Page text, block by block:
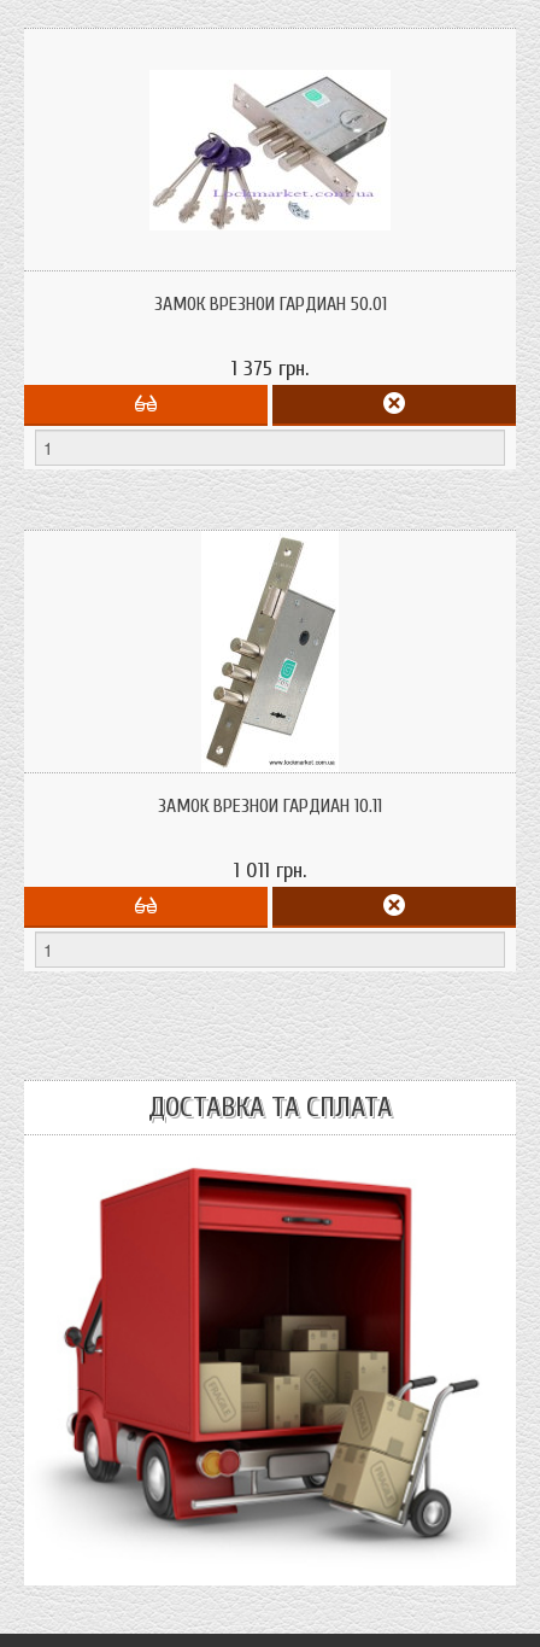
для металлических дверей толщиной от 40 до 75 мм. На левые и правые
двери как внутренего так и наружного открывания.
ЗАМОК ВРЕЗНОЙ ГАРДИАН 50.01
1 375 грн.
и деревянные двери, металлические шкафы и сейфы
ЗАМОК ВРЕЗНОЙ ГАРДИАН 10.11
1 011 грн.
ДОСТАВКА ТА СПЛАТА